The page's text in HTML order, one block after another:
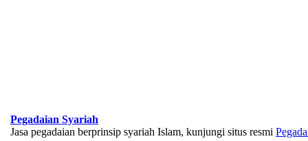
Pegadaian Syariah
Jasa pegadaian berprinsip syariah Islam, kunjungi situs resmi